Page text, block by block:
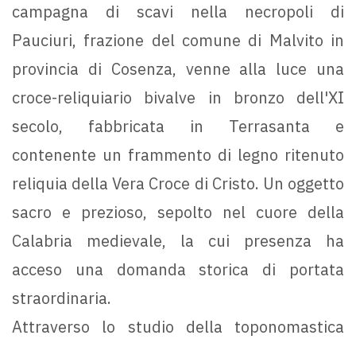
campagna di scavi nella necropoli di
Pauciuri, frazione del comune di Malvito in
provincia di Cosenza, venne alla luce una
croce-reliquiario bivalve in bronzo dell'XI
secolo, fabbricata in Terrasanta e
contenente un frammento di legno ritenuto
reliquia della Vera Croce di Cristo. Un oggetto
sacro e prezioso, sepolto nel cuore della
Calabria medievale, la cui presenza ha
acceso una domanda storica di portata
straordinaria.
Attraverso lo studio della toponomastica